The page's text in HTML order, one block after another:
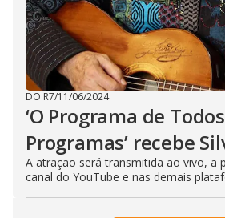
DO R7/11/06/2024
‘O Programa de
Programas’ recebe
A atração será transmitida ao vivo, a
canal do YouTube e nas demais